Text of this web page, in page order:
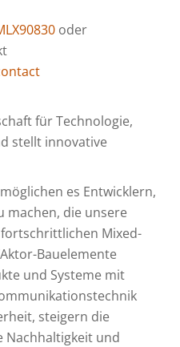
oder
für Technologie,
stellt innovative
es Entwicklern,
machen, die unsere
Mixed-
Bauelemente
und Systeme mit
steigern die
Nachhaltigkeit und